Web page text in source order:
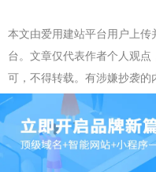
本文由爱用建站平台用户上
台。文章仅代表作者个人观
可，不得转载。有涉嫌抄袭的